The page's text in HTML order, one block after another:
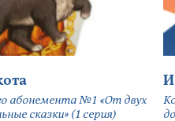
абонемента №1 «От двух
сказки» (1 серия)